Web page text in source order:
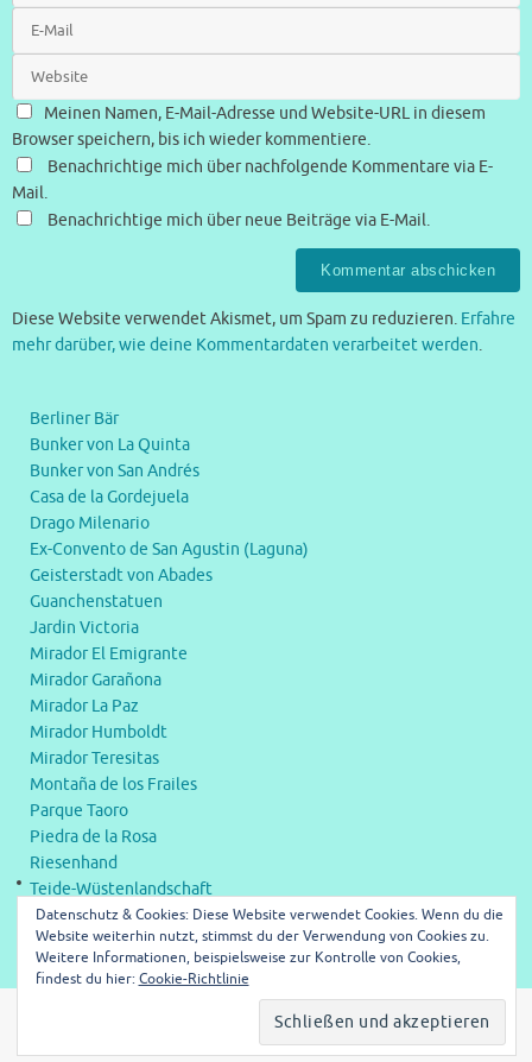
Meinen Namen, E-Mail-Adresse und Website-URL in diesem
Browser speichern, bis ich wieder kommentiere.
Benachrichtige mich über nachfolgende Kommentare via E-
Mail.
Benachrichtige mich über neue Beiträge via E-Mail.
Diese Website verwendet Akismet, um Spam zu reduzieren. Erfahre
mehr darüber, wie deine Kommentardaten verarbeitet werden.
Berliner Bär
Bunker von La Quinta
Bunker von San Andrés
Casa de la Gordejuela
Drago Milenario
Ex-Convento de San Agustin (Laguna)
Geisterstadt von Abades
Guanchenstatuen
Jardin Victoria
Mirador El Emigrante
Mirador Garañona
Mirador La Paz
Mirador Humboldt
Mirador Teresitas
Montaña de los Frailes
Parque Taoro
Piedra de la Rosa
Riesenhand
Teide-Wüstenlandschaft
Verlassenes Schwimmbad
Datenschutzerklärung
Kontakt
Powered byTempera&WordPress.
Datenschutz & Cookies: Diese Website verwendet Cookies. Wenn du die
Website weiterhin nutzt, stimmst du der Verwendung von Cookies zu.
Weitere Informationen, beispielsweise zur Kontrolle von Cookies,
findest du hier:Cookie-Richtlinie